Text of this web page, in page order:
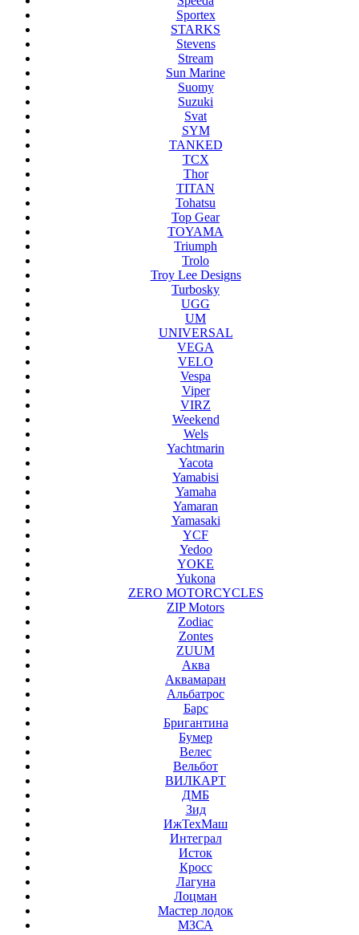
Sportex
STARKS
Stevens
Stream
Sun Marine
Suomy
Suzuki
Svat
SYM
TANKED
TCX
Thor
TITAN
Tohatsu
Top Gear
TOYAMA
Triumph
Trolo
Troy Lee Designs
Turbosky
UGG
UM
UNIVERSAL
VEGA
VELO
Vespa
Viper
VIRZ
Weekend
Wels
Yachtmarin
Yacota
Yamabisi
Yamaha
Yamaran
Yamasaki
YCF
Yedoo
YOKE
Yukona
ZERO MOTORCYCLES
ZIP Motors
Zodiac
Zontes
ZUUM
Аква
Аквамаран
Альбатрос
Барс
Бригантина
Бумер
Велес
Вельбот
ВИЛКАРТ
ДМБ
Зид
ИжТехМаш
Интеграл
Исток
Кросс
Лагуна
Лоцман
Мастер лодок
МЗСА